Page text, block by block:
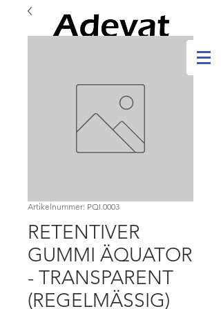
Artikelnummer: PQI.0003
RETENTIVER
GUMMI ÄQUATOR
- TRANSPARENT
(REGELMÄSSIG)